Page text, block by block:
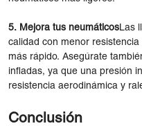
5. Mejora tus neumáticosLas
calidad con menor
más rápido. Asegúrate
infladas, ya que una presión
resistencia aerodinámica y
Conclusión